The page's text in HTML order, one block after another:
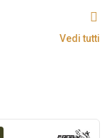
Vedi tutti